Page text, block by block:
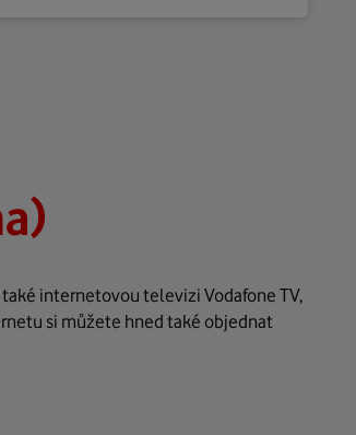
internetovou televizi Vodafone TV,
si můžete hned také objednat